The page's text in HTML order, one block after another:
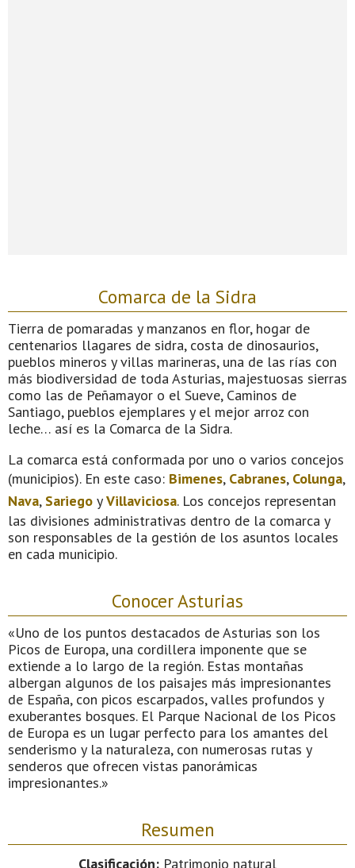
Comarca de la Sidra
Tierra de pomaradas y manzanos en flor, hogar de
centenarios llagares de sidra, costa de dinosaurios,
pueblos mineros y villas marineras, una de las rías con
más biodiversidad de toda Asturias, majestuosas sierras
como las de Peñamayor o el Sueve, Caminos de
Santiago, pueblos ejemplares y el mejor arroz con
leche… así es la Comarca de la Sidra.
La comarca está conformada por uno o varios concejos
(municipios). En este caso: Bimenes, Cabranes, Colunga,
Nava, Sariego yVillaviciosa. Los concejos representan
las divisiones administrativas dentro de la comarca y
son responsables de la gestión de los asuntos locales
en cada municipio.
Conocer Asturias
«Uno de los puntos destacados de Asturias son los
Picos de Europa, una cordillera imponente que se
extiende a lo largo de la región. Estas montañas
albergan algunos de los paisajes más impresionantes
de España, con picos escarpados, valles profundos y
exuberantes bosques. El Parque Nacional de los Picos
de Europa es un lugar perfecto para los amantes del
senderismo y la naturaleza, con numerosas rutas y
senderos que ofrecen vistas panorámicas
impresionantes.»
Resumen
Clasificación: Patrimonio natural